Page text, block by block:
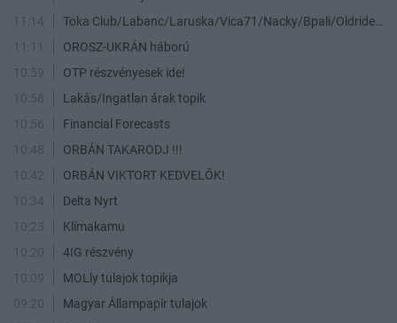
11:14
Toka Club/Labanc/Laruska/Vica71/Nacky/Bpali/Oldrider/Josefernando/Mcbull/Kawaszabi
11:11
OROSZ-UKRÁN háború
10:59
OTP részvényesek ide!
10:58
Lakás/Ingatlan árak topik
10:56
Financial Forecasts
10:48
ORBÁN TAKARODJ !!!
10:42
ORBÁN VIKTORT KEDVELŐK!
10:34
Delta Nyrt
10:23
Klímakamu
10:20
4IG részvény
10:09
MOLly tulajok topikja
09:20
Magyar Állampapír tulajok